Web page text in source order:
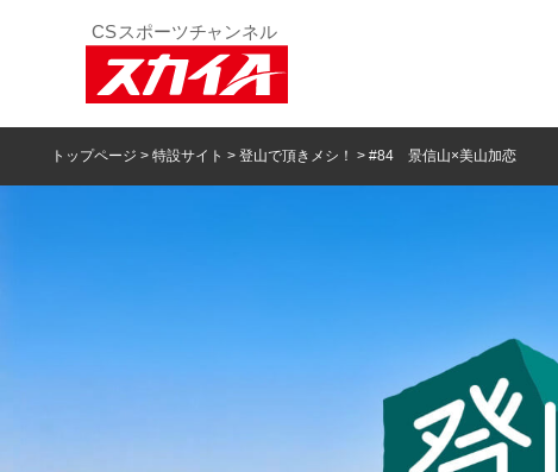
トップページ > 特設サイト > 登山で頂きメシ！ > #84 景信山×美山加恋